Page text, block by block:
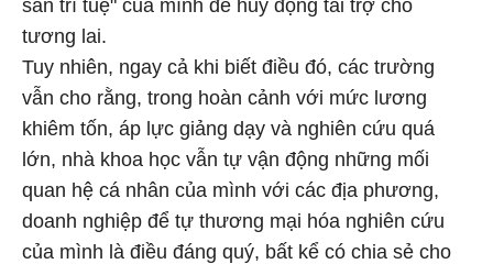
sản trí tuệ" của mình để huy động tài trợ cho
tương lai.
Tuy nhiên, ngay cả khi biết điều đó, các trường
vẫn cho rằng, trong hoàn cảnh với mức lương
khiêm tốn, áp lực giảng dạy và nghiên cứu quá
lớn, nhà khoa học vẫn tự vận động những mối
quan hệ cá nhân của mình với các địa phương,
doanh nghiệp để tự thương mại hóa nghiên cứu
của mình là điều đáng quý, bất kể có chia sẻ cho